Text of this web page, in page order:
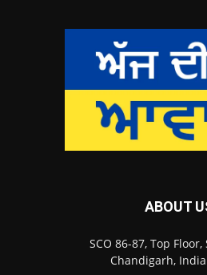
ABOUT
SCO 86-87, Top Floor,
Chandigarh,